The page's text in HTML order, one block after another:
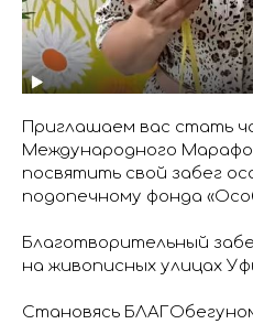
Приглашаем вас стать
Международного
посвятить свой забег
подопечному фонда
Благотворительный
на живописных улицах
Становясь